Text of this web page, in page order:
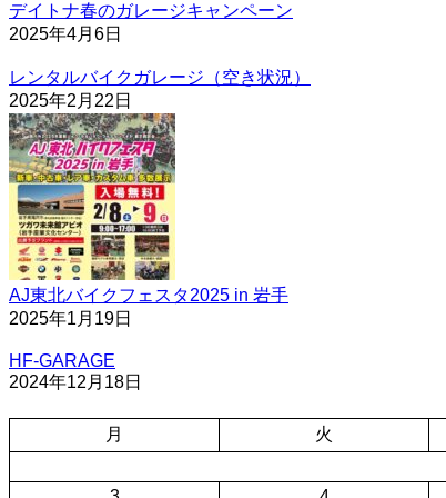
デイトナ春のガレージキャンペーン
2025年4月6日
レンタルバイクガレージ（空き状況）
2025年2月22日
AJ東北バイクフェスタ2025 in 岩手
2025年1月19日
HF-GARAGE
2024年12月18日
月
火